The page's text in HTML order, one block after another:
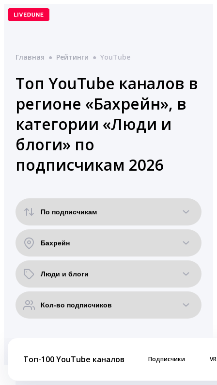
Перейти
Главная ● Рейтинги ● YouTube
Топ YouTube каналов в
регионе «Бахрейн», в
категории «Люди и
блоги» по
подписчикам 2026
Топ-100 YouTube каналов Подписчики VR